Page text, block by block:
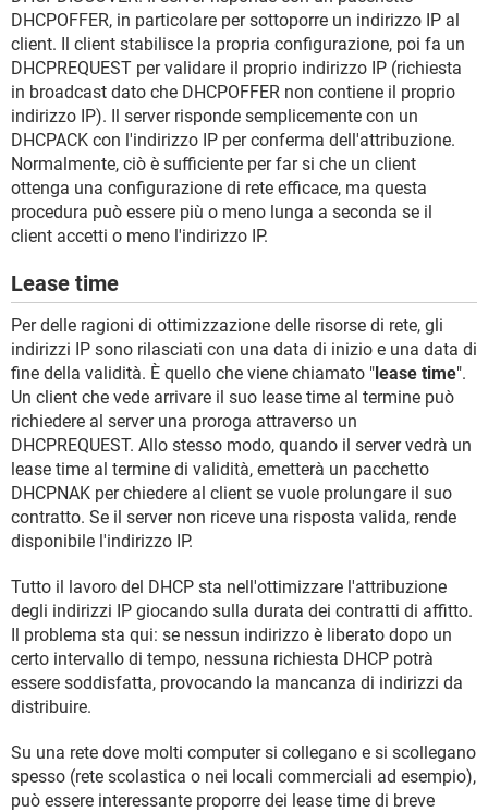
DHCPOFFER, in particolare per sottoporre un indirizzo IP al
client. Il client stabilisce la propria configurazione, poi fa un
DHCPREQUEST per validare il proprio indirizzo IP (richiesta
in broadcast dato che DHCPOFFER non contiene il proprio
indirizzo IP). Il server risponde semplicemente con un
DHCPACK con l'indirizzo IP per conferma dell'attribuzione.
Normalmente, ciò è sufficiente per far si che un client
ottenga una configurazione di rete efficace, ma questa
procedura può essere più o meno lunga a seconda se il
client accetti o meno l'indirizzo IP.
Lease time
Per delle ragioni di ottimizzazione delle risorse di rete, gli
indirizzi IP sono rilasciati con una data di inizio e una data di
fine della validità. È quello che viene chiamato "lease time".
Un client che vede arrivare il suo lease time al termine può
richiedere al server una proroga attraverso un
DHCPREQUEST. Allo stesso modo, quando il server vedrà un
lease time al termine di validità, emetterà un pacchetto
DHCPNAK per chiedere al client se vuole prolungare il suo
contratto. Se il server non riceve una risposta valida, rende
disponibile l'indirizzo IP.
Tutto il lavoro del DHCP sta nell'ottimizzare l'attribuzione
degli indirizzi IP giocando sulla durata dei contratti di affitto.
Il problema sta qui: se nessun indirizzo è liberato dopo un
certo intervallo di tempo, nessuna richiesta DHCP potrà
essere soddisfatta, provocando la mancanza di indirizzi da
distribuire.
Su una rete dove molti computer si collegano e si scollegano
spesso (rete scolastica o nei locali commerciali ad esempio),
può essere interessante proporre dei lease time di breve